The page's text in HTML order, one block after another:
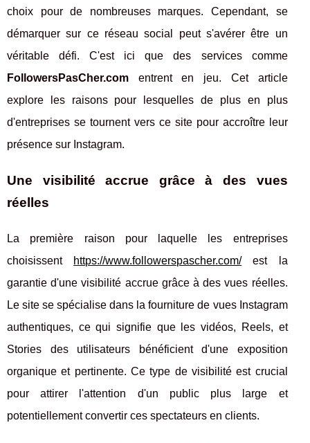
choix pour de nombreuses marques. Cependant, se
démarquer sur ce réseau social peut s'avérer être un
véritable défi. C'est ici que des services comme
FollowersPasCher.com entrent en jeu. Cet article
explore les raisons pour lesquelles de plus en plus
d'entreprises se tournent vers ce site pour accroître leur
présence sur Instagram.
Une visibilité accrue grâce à des vues
réelles
La première raison pour laquelle les entreprises
choisissent
https://www.followerspascher.com/est la
garantie d'une visibilité accrue grâce à des vues réelles.
Le site se spécialise dans la fourniture de vues Instagram
authentiques, ce qui signifie que les vidéos, Reels, et
Stories des utilisateurs bénéficient d'une exposition
organique et pertinente. Ce type de visibilité est crucial
pour attirer l'attention d'un public plus large et
potentiellement convertir ces spectateurs en clients.